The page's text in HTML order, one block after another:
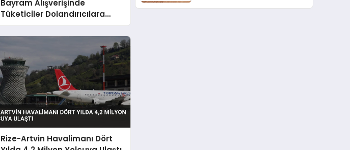
Bayram Alışverişinde
Tüketiciler Dolandırıcılara
Karşı Uyarıldı
Rize-Artvin Havalimanı Dört